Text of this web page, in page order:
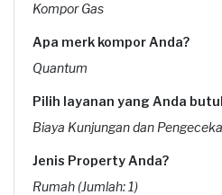
Kompor Gas
Apa merk kompor Anda?
Quantum
Pilih layanan yang Anda
Biaya Kunjungan dan
Jenis Property Anda?
Rumah (Jumlah: 1)